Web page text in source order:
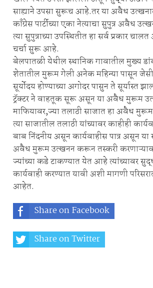
साह्याने उपसा सुरूच आहे.तर या अवैध
काँग्रेस पार्टीच्या एका नेत्याचा सुपुत्र अवैध
त्या सुपुत्राच्या उपस्थितीत हा सर्व प्रकार
चर्चा सुरू आहे.
बेलपातळी येथील स्थानिक गावातील मुख्य
शेतातील मुरूम गेली अनेक महिन्या पासून
सूर्योदय होण्याच्या अगोदर पासुन ते सूर्यास्त
ट्रॅक्टर ने वाहतूक सूरू असून या अवैध मुरूम
माफियावर,ज्या तलाठी साजात हा अवैध
त्या साजातील तलाठी यांच्यावर काहीही
बाब निंदनीय असून कार्यवाहीस पात्र असून
अवैध मुरूम उत्खनन करून तस्करी
ज्यांच्या कडे टाकण्यात येत आहे त्यांच्यावर
कार्यवाही करण्यात यावी अशी मागणी
आहेत.
Share on Facebook
Share on Twitter